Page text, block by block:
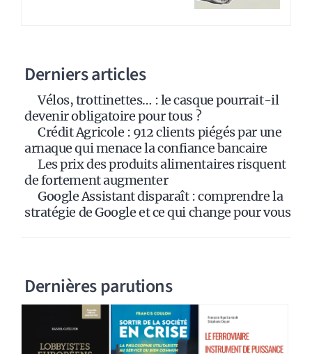
Derniers articles
Vélos, trottinettes… : le casque pourrait-il
devenir obligatoire pour tous ?
Crédit Agricole : 912 clients piégés par une
arnaque qui menace la confiance bancaire
Les prix des produits alimentaires risquent
de fortement augmenter
Google Assistant disparaît : comprendre la
stratégie de Google et ce qui change pour vous
Dernières parutions